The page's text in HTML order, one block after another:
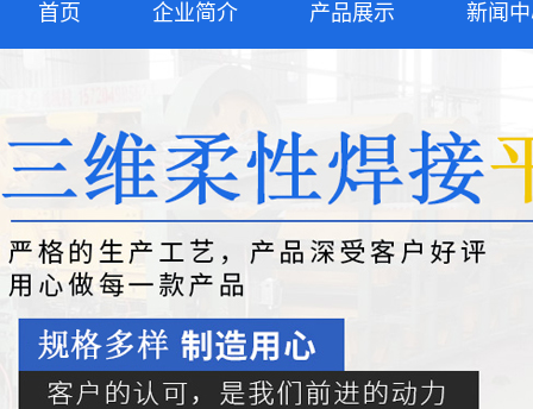
首页 企业简介 产品展示 新闻